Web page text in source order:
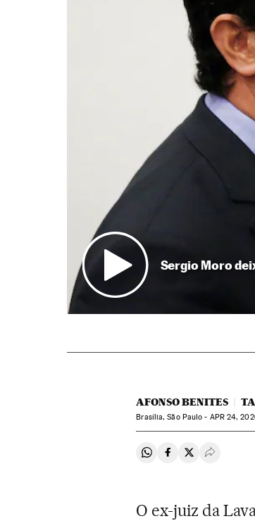
Sergio Moro
AFONSO BENITES
Brasília, São Paulo - APR24,
Compartir en Whatsapp
Compartir en
Compartir en
O ex-juiz da